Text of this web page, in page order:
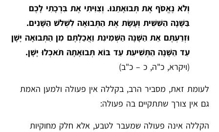
וְלֹא נֶאֱסֹף אֶת תְּבוּאָתֵנוּ. וְצִוִּיתִי אֶת בִּרְכָתִי לָכֶם
בַּשָּׁנָה הַשִּׁשִּׁית וְעָשָׂת אֶת הַתְּבוּאָה לִשְׁלֹשׁ הַשָּׁנִים.
וּזְרַעְתֶּם אֵת הַשָּׁנָה הַשְּׁמִינִת וַאֲכַלְתֶּם מִן הַתְּבוּאָה יָשָׁן
עַד הַשָּׁנָה הַתְּשִׁיעִת עַד בּוֹא תְּבוּאָתָהּ תֹּאכְלוּ יָשָׁן.
(ויקרא, כ"ה, כ – כ"ב)
לעומת זאת, מסביר הרב, בקללה אין פעולה ולמען האמת
גם אין צורך שתתקיים בה פעולה:
הקללה אינה פעולה שמעבר לטבע, אלא חלק מחוקיות